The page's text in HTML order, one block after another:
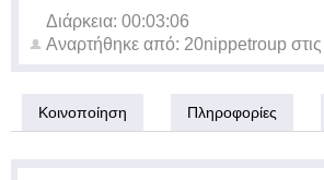
Διάρκεια: 00:03:06
Αναρτήθηκε από: 20nippetroup στις
Κοινοποίηση Πληροφορίες